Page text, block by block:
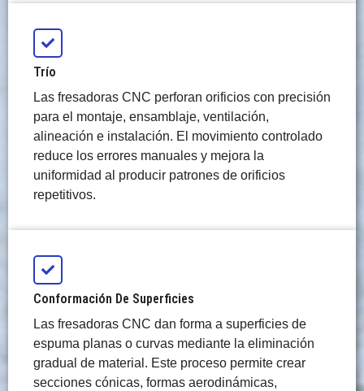
Trío
Las fresadoras CNC perforan orificios con precisión
para el montaje, ensamblaje, ventilación,
alineación e instalación. El movimiento controlado
reduce los errores manuales y mejora la
uniformidad al producir patrones de orificios
repetitivos.
Conformación De Superficies
Las fresadoras CNC dan forma a superficies de
espuma planas o curvas mediante la eliminación
gradual de material. Este proceso permite crear
secciones cónicas, formas aerodinámicas,